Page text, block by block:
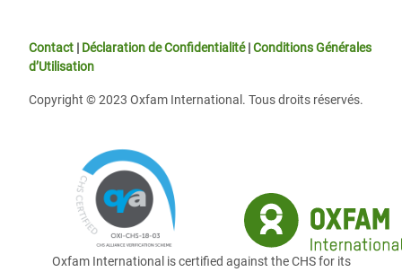
Contact | Déclaration de Confidentialité|Conditions Générales
d’Utilisation
Copyright © 2023 Oxfam International. Tous droits réservés.
Oxfam International is certified against the CHS for its